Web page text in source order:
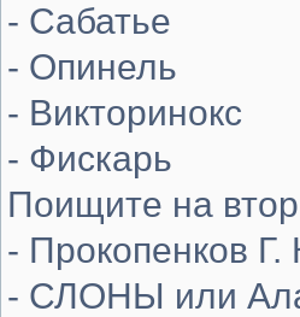
- Сабатье
- Опинель
- Викторинокс
- Фискарь
Поищите на
- Прокопенков Г.
- СЛОНЫ или